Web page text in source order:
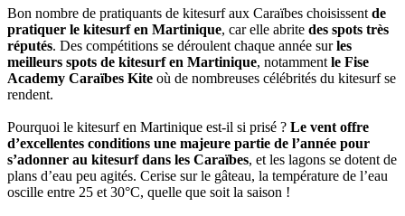
Bon nombre de pratiquants de kitesurf aux Caraïbes choisissent de
pratiquer le kitesurf en Martinique, car elle abrite des spots très
réputés. Des compétitions se déroulent chaque année surles
meilleurs spots de kitesurf en Martinique, notamment le Fise
Academy Caraïbes Kite où de nombreuses célébrités du kitesurf se
rendent.
Pourquoi le kitesurf en Martinique est-il si prisé ? Le vent offre
d’excellentes conditions une majeure partie de l’année pour
s’adonner au kitesurf dans les Caraïbes, et les lagons se dotent de
plans d’eau peu agités. Cerise sur le gâteau, la température de l’eau
oscille entre 25 et 30°C, quelle que soit la saison !